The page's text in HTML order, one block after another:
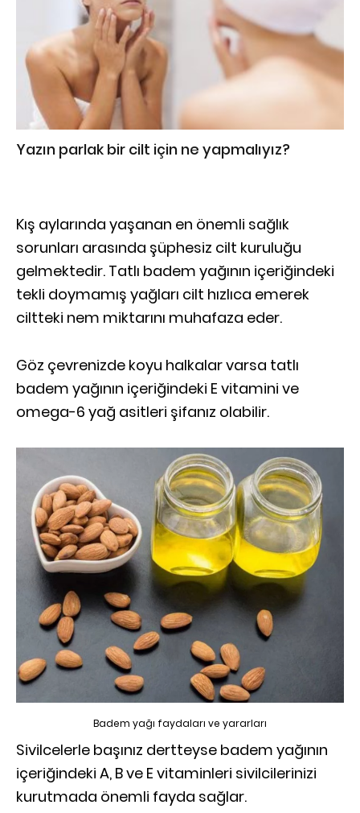
Yazın parlak bir cilt için ne yapmalıyız?
Kış aylarında yaşanan en önemli sağlık
sorunları arasında şüphesiz cilt kuruluğu
gelmektedir. Tatlı badem yağının içeriğindeki
tekli doymamış yağları cilt hızlıca emerek
ciltteki nem miktarını muhafaza eder.
Göz çevrenizde koyu halkalar varsa tatlı
badem yağının içeriğindeki E vitamini ve
omega-6 yağ asitleri şifanız olabilir.
Badem yağı faydaları ve yararları
Sivilcelerle başınız dertteyse badem yağının
içeriğindeki A, B ve E vitaminleri sivilcilerinizi
kurutmada önemli fayda sağlar.